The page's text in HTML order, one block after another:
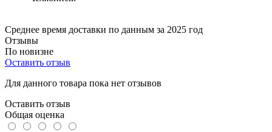
Среднее время доставки по данным за 2025 год
Отзывы
По новизне
Оставить отзыв
Для данного товара пока нет отзывов
Оставить отзыв
Общая оценка